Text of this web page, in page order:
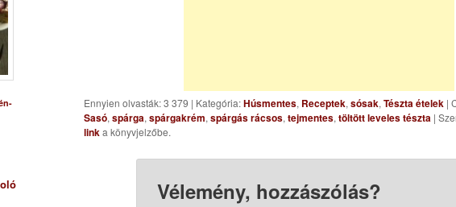
Ennyien olvasták: 3 379 | Kategória:Húsmentes, Receptek, sósak, Tészta ételek |
Sasó, spárga, spárgakrém, spárgás rácsos, tejmentes, töltött leveles tészta |
linka könyvjelzőbe.
Vélemény, hozzászólás?